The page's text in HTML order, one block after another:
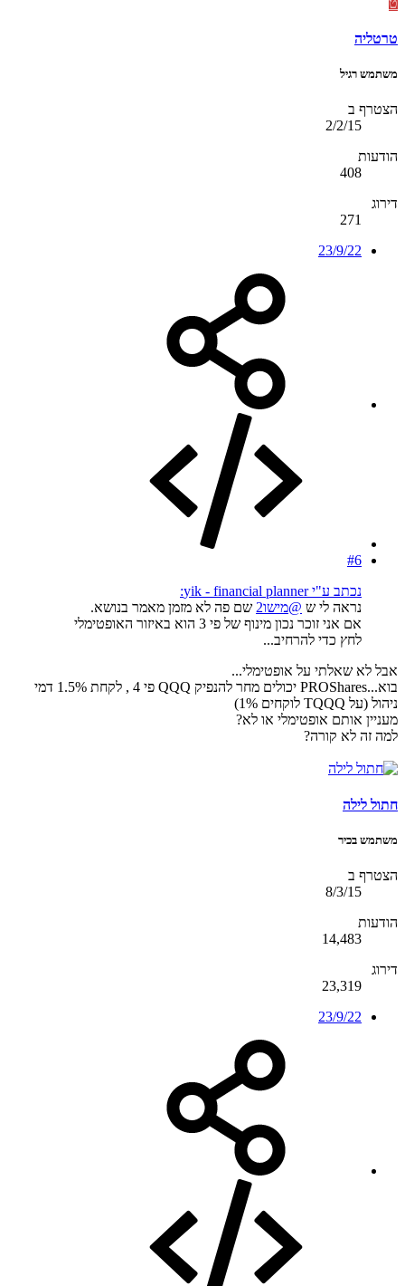
טרטליה
משתמש רגיל
הצטרף ב
2/2/15
הודעות
408
דירוג
271
23/9/22
#6
נכתב ע"י yik - financial planner:
נראה לי ש @מישו2
שם פה לא מזמן מאמר בנושא.
אם אני זוכר נכון מינוף של פי 3 הוא באיזור האופטימלי
לחץ כדי להרחיב...
אבל לא שאלתי על אופטימלי...
בוא...PROShares יכולים מחר להנפיק QQQ פי 4 , לקחת 1.5% דמי
ניהול (על TQQQ לוקחים 1%)
מעניין אותם אופטימלי או לא?
למה זה לא קורה?
חתול לילה
משתמש בכיר
הצטרף ב
8/3/15
הודעות
14,483
דירוג
23,319
23/9/22